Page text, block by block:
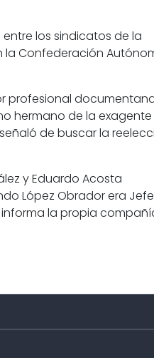
los sindicatos de la
la Confederación
profesional
hermano de la exagente
de buscar la
y Eduardo Acosta
López Obrador era
informa la propia